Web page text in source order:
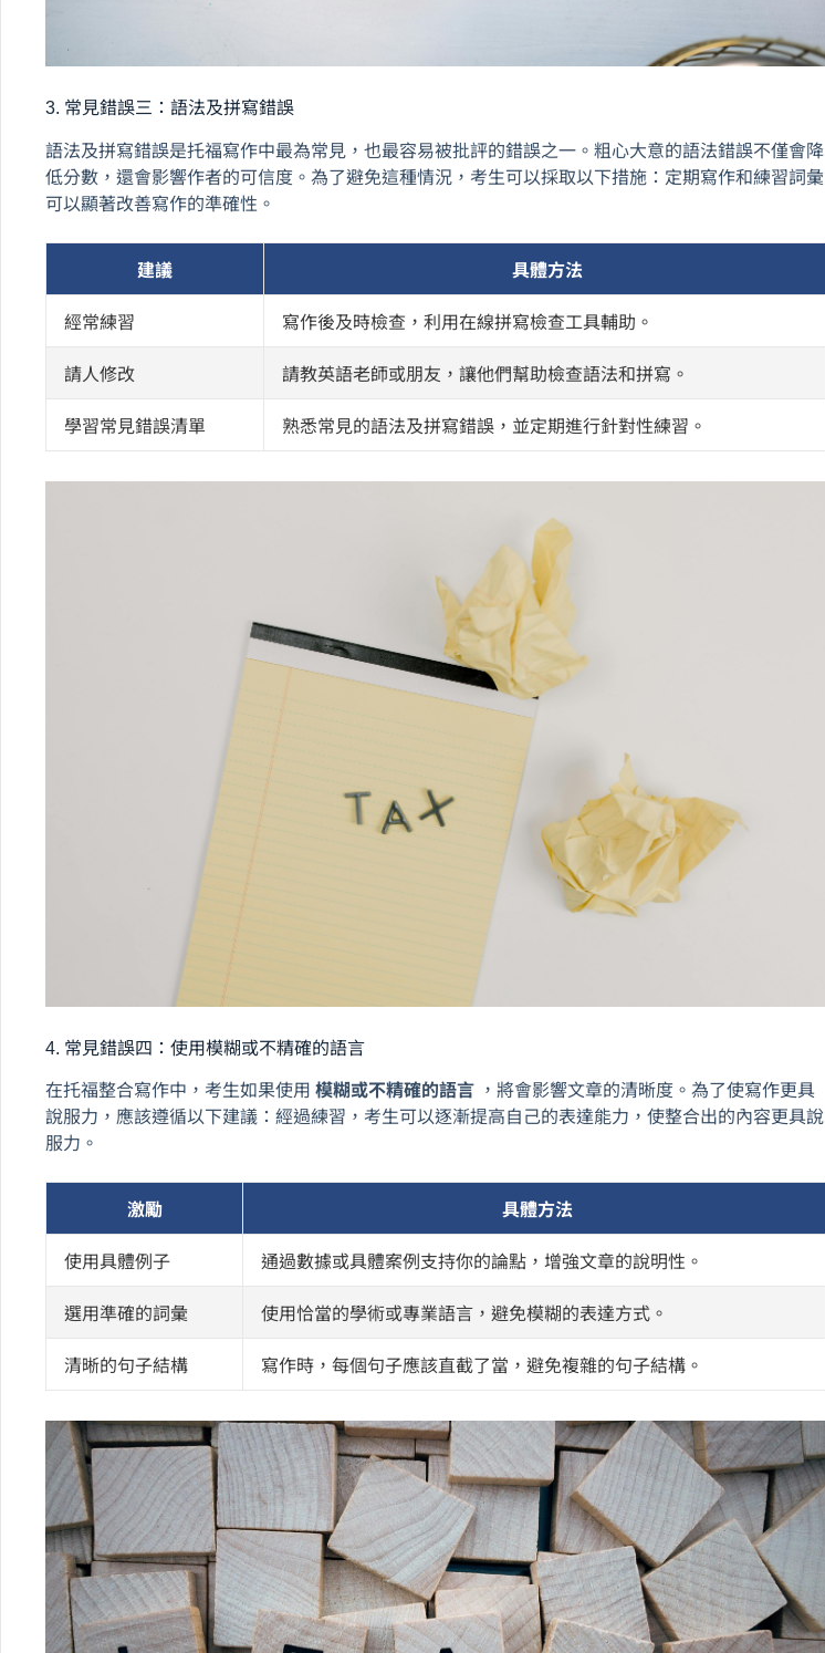
3. 常見錯誤三：語法及拼寫錯誤
語法及拼寫錯誤是托福寫作中最為常見，也最容易被批評的錯誤之一。粗心大意的語法錯誤不僅會降
低分數，還會影響作者的可信度。為了避免這種情況，考生可以採取以下措施：定期寫作和練習詞彙
可以顯著改善寫作的準確性。
建議 具體方法
經常練習 寫作後及時檢查，利用在線拼寫檢查工具輔助。
請人修改 請教英語老師或朋友，讓他們幫助檢查語法和拼寫。
學習常見錯誤清單 熟悉常見的語法及拼寫錯誤，並定期進行針對性練習。
4. 常見錯誤四：使用模糊或不精確的語言
在托福整合寫作中，考生如果使用 模糊或不精確的語言 ，將會影響文章的清晰度。為了使寫作更具
說服力，應該遵循以下建議：經過練習，考生可以逐漸提高自己的表達能力，使整合出的內容更具說
服力。
激勵 具體方法
使用具體例子 通過數據或具體案例支持你的論點，增強文章的說明性。
選用準確的詞彙 使用恰當的學術或專業語言，避免模糊的表達方式。
清晰的句子結構 寫作時，每個句子應該直截了當，避免複雜的句子結構。